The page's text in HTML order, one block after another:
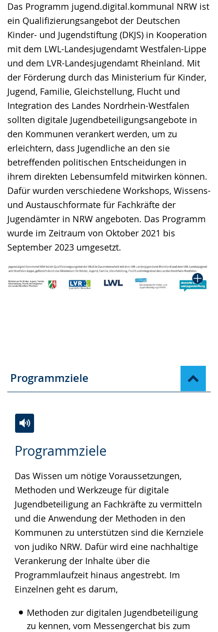
Das Programm jugend.digital.kommunal NRW ist
ein Qualifizierungsangebot der Deutschen
Kinder- und Jugendstiftung (DKJS) in Kooperation
mit dem LWL-Landesjugendamt Westfalen-Lippe
und dem LVR-Landesjugendamt Rheinland. Mit
der Förderung durch das Ministerium für Kinder,
Jugend, Familie, Gleichstellung, Flucht und
Integration des Landes Nordrhein-Westfalen
sollten digitale Jugendbeteiligungsangebote in
den Kommunen verankert werden, um zu
erleichtern, dass Jugendliche an den sie
betreffenden politischen Entscheidungen in
ihrem direkten Lebensumfeld mitwirken können.
Dafür wurden verschiedene Workshops, Wissens-
und Austauschformate für Fachkräfte der
Jugendämter in NRW angeboten. Das Programm
wurde im Zeitraum von Oktober 2021 bis
September 2023 umgesetzt.
Gebärdensprache
wird
angezeigt.
Programmziele
Programmziele
Das Wissen um nötige Voraussetzungen,
Methoden und Werkzeuge für digitale
Jugendbeteiligung an Fachkräfte zu vermitteln
und die Anwendung der Methoden in den
Kommunen zu unterstützen sind die Kernziele
von judiko NRW. Dafür wird eine nachhaltige
Verankerung der Inhalte über die
Programmlaufzeit hinaus angestrebt. Im
Einzelnen geht es darum,
Methoden zur digitalen Jugendbeteiligung
zu kennen, vom Messengerchat bis zum
Leichten
wechseln.
Audio-
Video
Deutscher
Gebärdensprache
wird
angezeigt.